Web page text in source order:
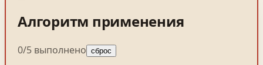
Алгоритм применения
0/5 выполнено сброс